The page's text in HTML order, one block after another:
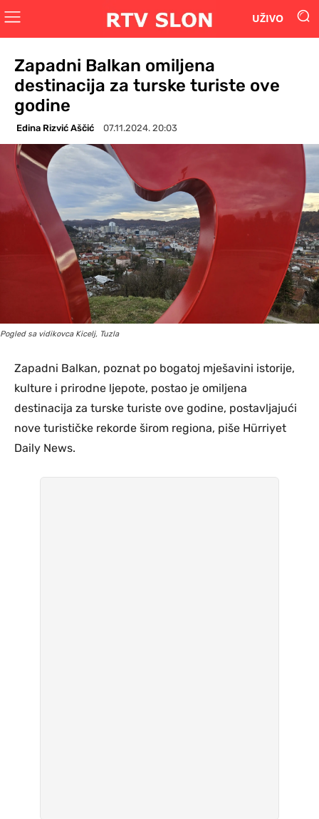
UŽIVO
Zapadni Balkan omiljena
destinacija za turske turiste ove
godine
Edina Rizvić Aščić 07.11.2024. 20:03
Pogled sa vidikovca Kicelj, Tuzla
Zapadni Balkan, poznat po bogatoj mješavini istorije,
kulture i prirodne ljepote, postao je omiljena
destinacija za turske turiste ove godine, postavljajući
nove turističke rekorde širom regiona, piše Hürriyet
Daily News.